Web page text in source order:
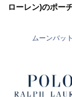
ローレン)のポー
ムーンバッ